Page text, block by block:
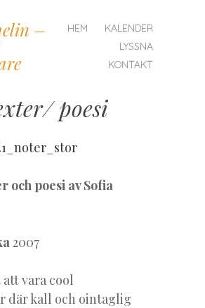
– MENY
HOPPAHEM
KALENDER
LYSSNA
KONTAKT
poesi
och poesi av Sofia
2007
att vara cool
där kall och ointaglig